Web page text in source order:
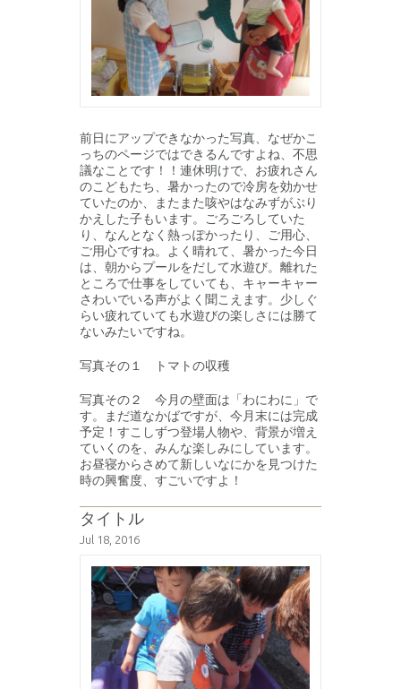
前日にアップできなかった写真、なぜかこ
っちのページではできるんですよね、不思
議なことです！！連休明けで、お疲れさん
のこどもたち、暑かったので冷房を効かせ
ていたのか、またまた咳やはなみずがぶり
かえした子もいます。ごろごろしていた
り、なんとなく熱っぽかったり、ご用心、
ご用心ですね。よく晴れて、暑かった今日
は、朝からプールをだして水遊び。離れた
ところで仕事をしていても、キャーキャー
さわいでいる声がよく聞こえます。少しぐ
らい疲れていても水遊びの楽しさには勝て
ないみたいですね。
写真その１ トマトの収穫
写真その２ 今月の壁面は「わにわに」で
す。まだ道なかばですが、今月末には完成
予定！すこしずつ登場人物や、背景が増え
ていくのを、みんな楽しみにしています。
お昼寝からさめて新しいなにかを見つけた
時の興奮度、すごいですよ！
タイトル
Jul 18, 2016